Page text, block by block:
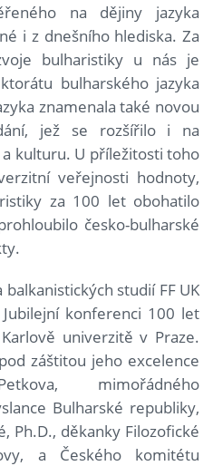
na dějiny jazyka
i z dnešního hlediska. Za
bulharistiky u nás je
bulharského jazyka
znamenala také novou
jež se rozšířilo i na
kulturu. U příležitosti toho
veřejnosti hodnoty,
za 100 let obohatilo
česko-bulharské
studií FF UK
konferenci 100 let
univerzitě v Praze.
záštitou jeho excelence
mimořádného
Bulharské republiky,
Ph.D., děkanky Filozofické
a Českého komitétu